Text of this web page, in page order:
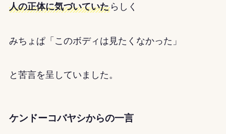
人の正体に気づいていたらしく
みちょぱ「このボディは見たくなかった」
と苦言を呈していました。
ケンドーコバヤシからの一言